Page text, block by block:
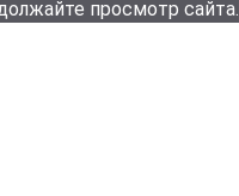
просмотр сайта.